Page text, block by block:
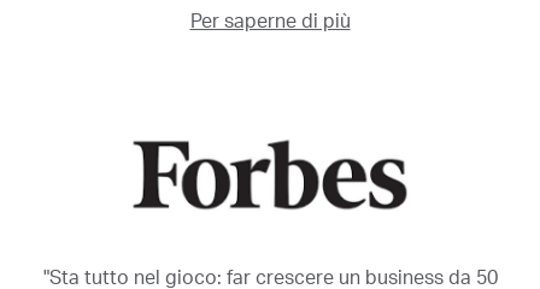
Per saperne di più
"Sta tutto nel gioco: far crescere un business da 50